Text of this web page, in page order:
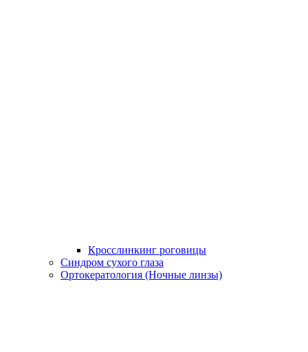
Кросслинкинг роговицы
Синдром сухого глаза
Ортокератология (Ночные линзы)